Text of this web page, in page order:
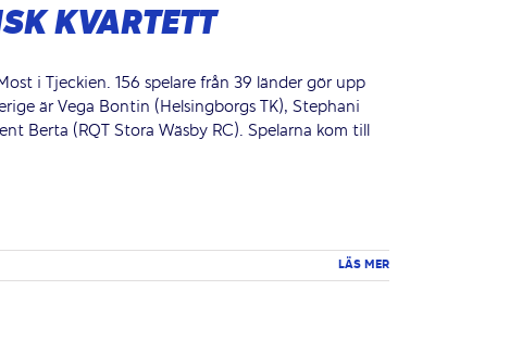
KVARTETT
i Tjeckien. 156 spelare från 39 länder gör upp
är Vega Bontin (Helsingborgs TK), Stephani
Berta (RQT Stora Wäsby RC). Spelarna kom till
LÄS MER